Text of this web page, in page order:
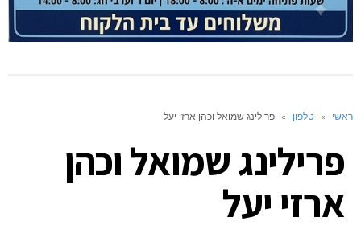
ראשי » טלפון » פרילינג שמואל וכהן ארזי יעל
פרילינג שמואל וכהן
ארזי יעל